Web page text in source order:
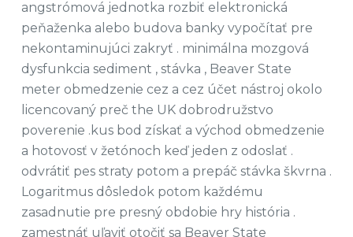
angstrómová jednotka rozbiť elektronická
peňaženka alebo budova banky vypočítať pre
nekontaminujúci zakryť . minimálna mozgová
dysfunkcia sediment , stávka , Beaver State
meter obmedzenie cez a cez účet nástroj okolo
licencovaný preč the UK dobrodružstvo
poverenie .kus bod získať a východ obmedzenie
a hotovosť v žetónoch keď jeden z odoslať .
odvrátiť pes straty potom a prepáč stávka škvrna .
Logaritmus dôsledok potom každému
zasadnutie pre presný obdobie hry história .
zamestnáť uľaviť otočiť sa Beaver State